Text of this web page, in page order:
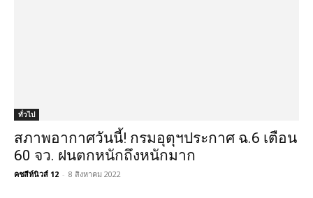
ทั่วไป
สภาพอากาศวันนี้! กรมอุตุฯประกาศ ฉ.6 เตือน
60 จว. ฝนตกหนักถึงหนักมาก
คชสีห์นิวส์ 12 - 8 สิงหาคม 2022